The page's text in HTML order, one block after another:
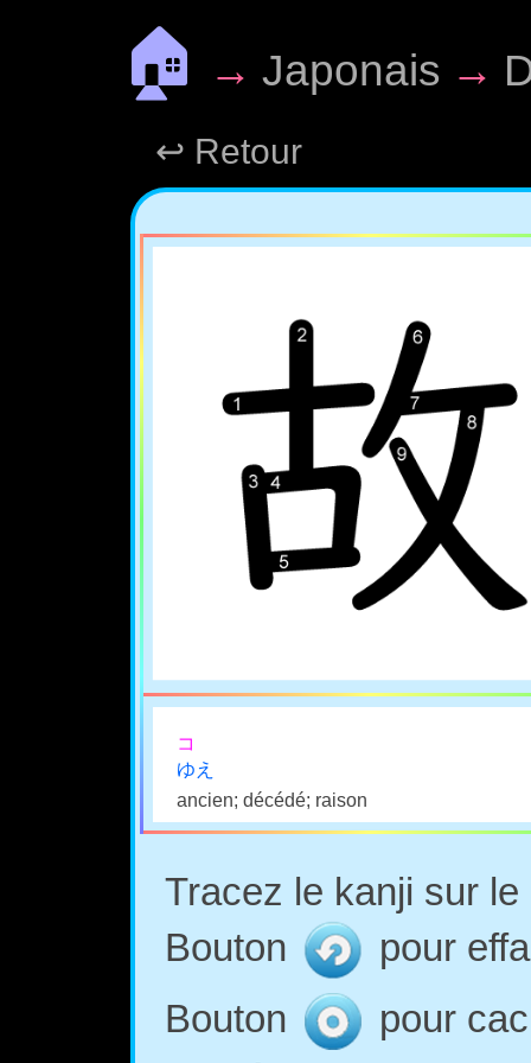
🏠 → Japonais →
↩ Retour
コ
ゆえ
ancien; décédé; raison
Tracez le kanji sur
Bouton
pour
Bouton
pour